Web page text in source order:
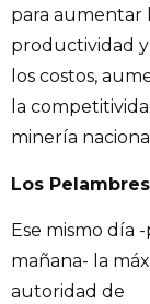
para aumentar
productividad
los costos,
la
minería
Los Pelambres
Ese mismo día
mañana- la
autoridad de